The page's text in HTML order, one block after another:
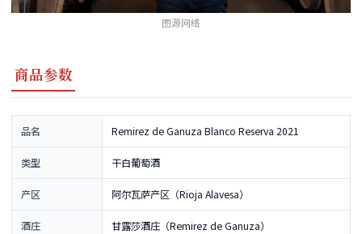
图源网络
商品参数
品名 Remirez de Ganuza Blanco Reserva 2021
类型 干白葡萄酒
产区 阿尔瓦萨产区（Rioja Alavesa）
酒庄 甘露莎酒庄（Remirez de Ganuza）